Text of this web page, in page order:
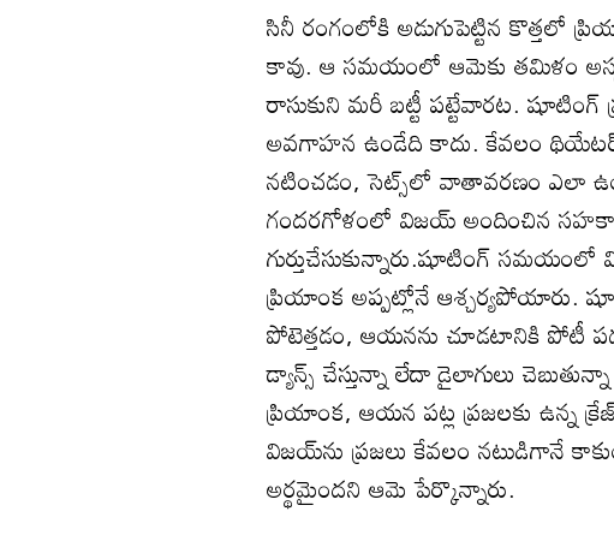
సినీ రంగంలోకి అడుగుపెట్టిన కొత్తలో
కావు. ఆ సమయంలో ఆమెకు తమిళం
రాసుకుని మరీ బట్టీ పట్టేవారట.
అవగాహన ఉండేది కాదు. కేవలం
నటించడం, సెట్స్‌లో వాతావరణం ఎలా
గందరగోళంలో విజయ్ అందించిన
గుర్తుచేసుకున్నారు.​షూటింగ్
ప్రియాంక అప్పట్లోనే ఆశ్చర్యపోయారు.
పోటెత్తడం, ఆయనను చూడటానికి పోటీ
డ్యాన్స్ చేస్తున్నా లేదా డైలాగులు
ప్రియాంక, ఆయన పట్ల ప్రజలకు ఉన్న
విజయ్‌ను ప్రజలు కేవలం నటుడిగానే
అర్థమైందని ఆమె పేర్కొన్నారు.